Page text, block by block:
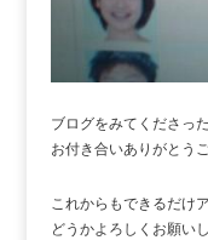
ブログをみてくださった
お付き合いありがとう
これからもできるだけ
どうかよろしくお願いし